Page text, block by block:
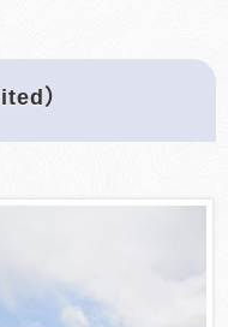
）